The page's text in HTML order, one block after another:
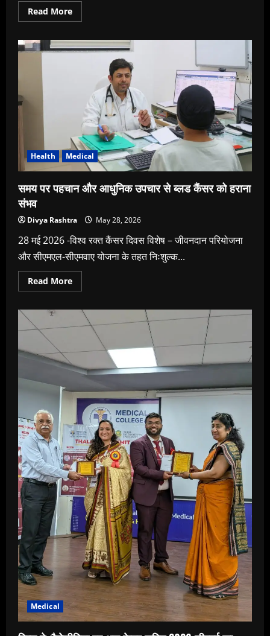
Read MoreRead
more
में
हीट
खतरा
Health Medical
समय पर पहचान और आधुनिक उपचार से ब्लड कैंसर को हराना
संभव
Divya Rashtra May 28, 2026
28 मई 2026 -विश्व रक्त कैंसर दिवस विशेष – जीवनदान परियोजना
और सीएमएल-सीएमवाए योजना के तहत निःशुल्क...
Read MoreRead
more
पहचान
और
उपचार
से
ब्लड
कैंसर
हराना
संभव
Medical